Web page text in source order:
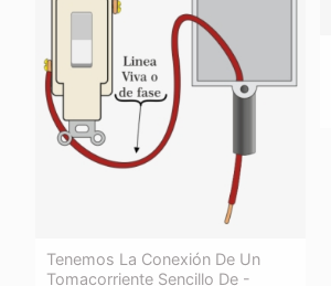
Tenemos La Conexión De Un
Tomacorriente Sencillo De -